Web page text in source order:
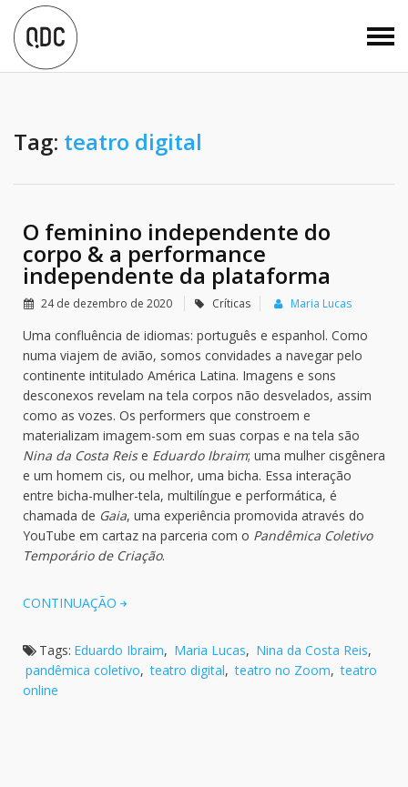
Tag: teatro digital
O feminino independente do
corpo & a performance
independente da plataforma
24 de dezembro de 2020 Críticas Maria Lucas
Uma confluência de idiomas: português e espanhol. Como
numa viajem de avião, somos convidades a navegar pelo
continente intitulado América Latina. Imagens e sons
desconexos revelam na tela corpos não desvelados, assim
como as vozes. Os performers que constroem e
materializam imagem-som em suas corpas e na tela são
Nina da Costa Reise Eduardo Ibraim; uma mulher cisgênera
e um homem cis, ou melhor, uma bicha. Essa interação
entre bicha-mulher-tela, multilíngue e performática, é
chamada de Gaia, uma experiência promovida através do
YouTube em cartaz na parceria com o Pandêmica Coletivo
Temporário de Criação.
CONTINUAÇÃO
Tags: Eduardo Ibraim, Maria Lucas, Nina da Costa Reis,
pandêmica coletivo, teatro digital, teatro no Zoom, teatro
online